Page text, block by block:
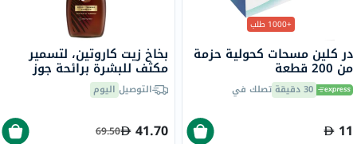
+1000 طلب
در كلين مسحات كحولية حزمة
من 200 قطعة
30 دقيقة تصلك في
11
بخاخ زيت كاروتين، لتسمير
مكثف للبشرة برائحة جوز
الهند، 200 مل
التوصيل اليوم
41.70
69.50